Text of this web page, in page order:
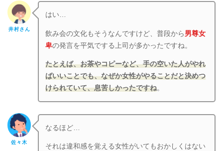
井村さん
はい…
飲み会の文化もそうなんですけど、普段から 男尊女
卑の発言を平気でする上司が多かったですね。
たとえば、お茶やコピーなど、手の空いた人がやれ
ばいいことでも、なぜか女性がやることだと決めつ
けられていて、息苦しかったですね。
佐々木
なるほど…
それは違和感を覚える女性がいてもおかしくはない